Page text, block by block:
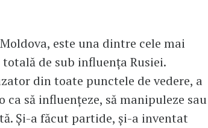
este una dintre cele mai
de sub influența Rusiei.
din toate punctele de vedere, a
să influențeze, să manipuleze sau
Și-a făcut partide, și-a inventat